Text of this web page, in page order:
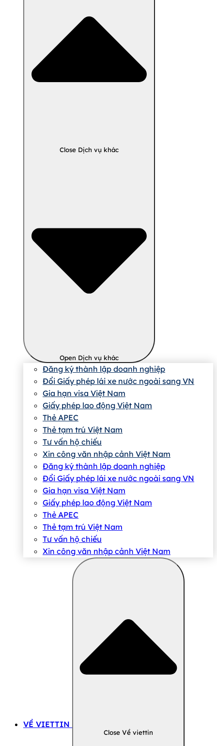
Close Dịch vụ khác
Open Dịch vụ khác
Đăng ký thành lập doanh nghiệp
Đổi Giấy phép lái xe nước ngoài sang VN
Gia hạn visa Việt Nam
Giấy phép lao động Việt Nam
Thẻ APEC
Thẻ tạm trú Việt Nam
Tư vấn hộ chiếu
Xin công văn nhập cảnh Việt Nam
Đăng ký thành lập doanh nghiệp
Đổi Giấy phép lái xe nước ngoài sang VN
Gia hạn visa Việt Nam
Giấy phép lao động Việt Nam
Thẻ APEC
Thẻ tạm trú Việt Nam
Tư vấn hộ chiếu
Xin công văn nhập cảnh Việt Nam
VỀ VIETTIN
Close Về viettin